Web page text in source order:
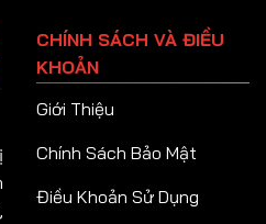
93
Tập 95
96
CHÍNH SÁCH VÀ ĐIỀU
KHOẢN
Giới Thiệu
Chính Sách Bảo Mật
Điều Khoản Sử Dụng